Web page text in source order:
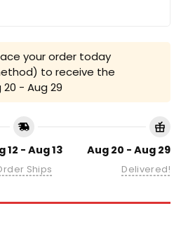
your order today
to receive the
20 - Aug 29
12 - Aug 13
Ships
Aug 20 - Aug 29
Delivered!